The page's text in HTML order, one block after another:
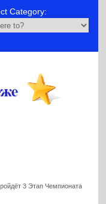
Category:
3 Этап Чемпионата